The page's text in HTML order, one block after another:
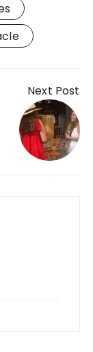
Next Post